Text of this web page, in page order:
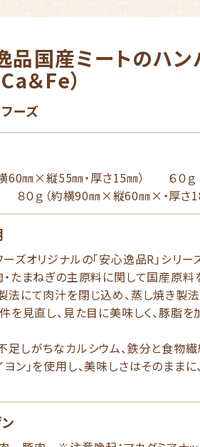
品国産ミートのハン
＆Fe）
ーズ
横60㎜×縦55㎜・厚さ15㎜） ６０
０ｇ（約横90㎜×縦60㎜×・厚さ18
ズオリジナルの「安心逸品R」シリー
・たまねぎの主原料に関して国産原料
法にて肉汁を閉じ込め、蒸し焼き製
件を見直し、見た目に美味しく、豚脂
足しがちなカルシウム、鉄分と食物繊
ヨン」を使用し、美味しさはそのまま